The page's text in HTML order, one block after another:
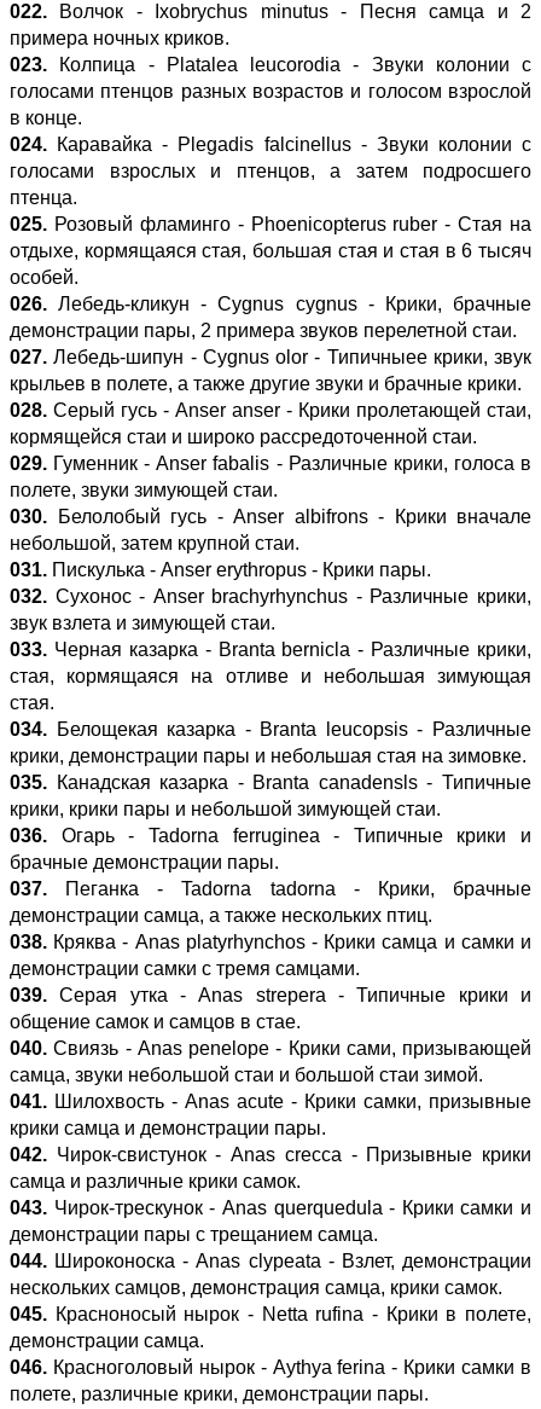
022. Волчок - Ixobrychus minutus - Песня самца и 2
примера ночных криков.
023. Колпица - Platalea leucorodia - Звуки колонии с
голосами птенцов разных возрастов и голосом взрослой
в конце.
024. Каравайка - Plegadis falcinellus - Звуки колонии с
голосами взрослых и птенцов, а затем подросшего
птенца.
025. Розовый фламинго - Phoenicopterus ruber - Стая на
отдыхе, кормящаяся стая, большая стая и стая в 6 тысяч
особей.
026. Лебедь-кликун - Cygnus cygnus - Крики, брачные
демонстрации пары, 2 примера звуков перелетной стаи.
027. Лебедь-шипун - Cygnus olor - Типичныее крики, звук
крыльев в полете, а также другие звуки и брачные крики.
028. Серый гусь - Anser anser - Крики пролетающей стаи,
кормящейся стаи и широко рассредоточенной стаи.
029. Гуменник - Anser fabalis - Различные крики, голоса в
полете, звуки зимующей стаи.
030. Белолобый гусь - Anser albifrons - Крики вначале
небольшой, затем крупной стаи.
031. Пискулька - Anser erythropus - Крики пары.
032. Сухонос - Anser brachyrhynchus - Различные крики,
звук взлета и зимующей стаи.
033. Черная казарка - Branta bernicla - Различные крики,
стая, кормящаяся на отливе и небольшая зимующая
стая.
034. Белощекая казарка - Branta leucopsis - Различные
крики, демонстрации пары и небольшая стая на зимовке.
035. Канадская казарка - Branta canadensls - Типичные
крики, крики пары и небольшой зимующей стаи.
036. Огарь - Tadorna ferruginea - Типичные крики и
брачные демонстрации пары.
037. Пеганка - Tadorna tadorna - Крики, брачные
демонстрации самца, а также нескольких птиц.
038. Кряква - Anas platyrhynchos - Крики самца и самки и
демонстрации самки с тремя самцами.
039. Серая утка - Anas strepera - Типичные крики и
общение самок и самцов в стае.
040. Свиязь - Anas penelope - Крики сами, призывающей
самца, звуки небольшой стаи и большой стаи зимой.
041. Шилохвость - Anas acute - Крики самки, призывные
крики самца и демонстрации пары.
042. Чирок-свистунок - Anas crecca - Призывные крики
самца и различные крики самок.
043. Чирок-трескунок - Anas querquedula - Крики самки и
демонстрации пары с трещанием самца.
044. Широконоска - Anas clypeata - Взлет, демонстрации
нескольких самцов, демонстрация самца, крики самок.
045. Красноносый нырок - Netta rufina - Крики в полете,
демонстрации самца.
046. Красноголовый нырок - Aythya ferina - Крики самки в
полете, различные крики, демонстрации пары.